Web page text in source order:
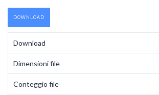
DOWNLOAD
Download
Dimensioni file
Conteggio file